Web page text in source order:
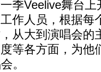
Veelive舞台上
作人员，根据每
从大到演唱会的
等各方面，为他
。